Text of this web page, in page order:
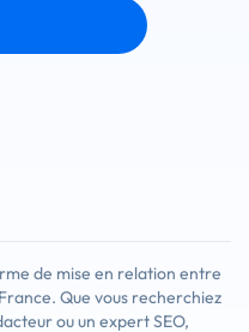
de mise en relation entre
Que vous recherchiez
ou un expert SEO,